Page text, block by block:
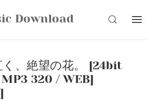
Download SEARCH
く、絶望の花。 [24bit
320 / WEB]